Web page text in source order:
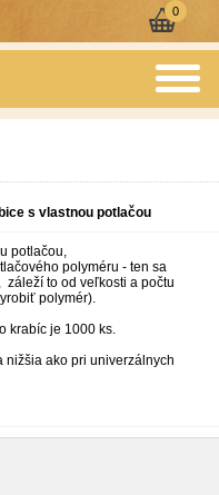
0
s vlastnou potlačou
potlačou,
polyméru - ten sa
to od veľkosti a počtu
polymér).
krabíc je 1000 ks.
nižšia ako pri univerzálnych